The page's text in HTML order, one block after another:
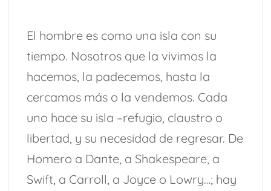
El hombre es como una isla con su
tiempo. Nosotros que la vivimos la
hacemos, la padecemos, hasta la
cercamos más o la vendemos. Cada
uno hace su isla –refugio, claustro o
libertad, y su necesidad de regresar. De
Homero a Dante, a Shakespeare, a
Swift, a Carroll, a Joyce o Lowry…; hay